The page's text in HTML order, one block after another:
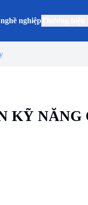
nghiệp
KỸ